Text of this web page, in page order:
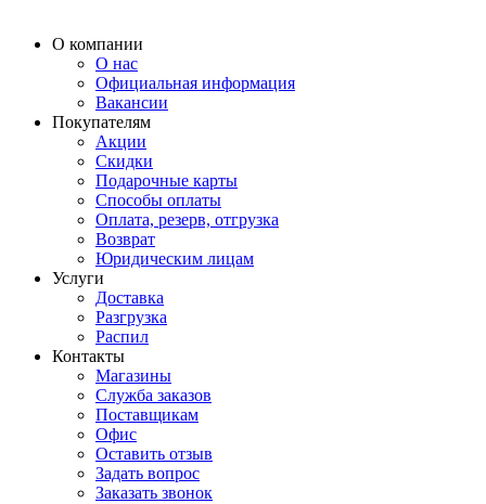
О компании
О нас
Официальная информация
Вакансии
Покупателям
Акции
Скидки
Подарочные карты
Способы оплаты
Оплата, резерв, отгрузка
Возврат
Юридическим лицам
Услуги
Доставка
Разгрузка
Распил
Контакты
Магазины
Служба заказов
Поставщикам
Офис
Оставить отзыв
Задать вопрос
Заказать звонок